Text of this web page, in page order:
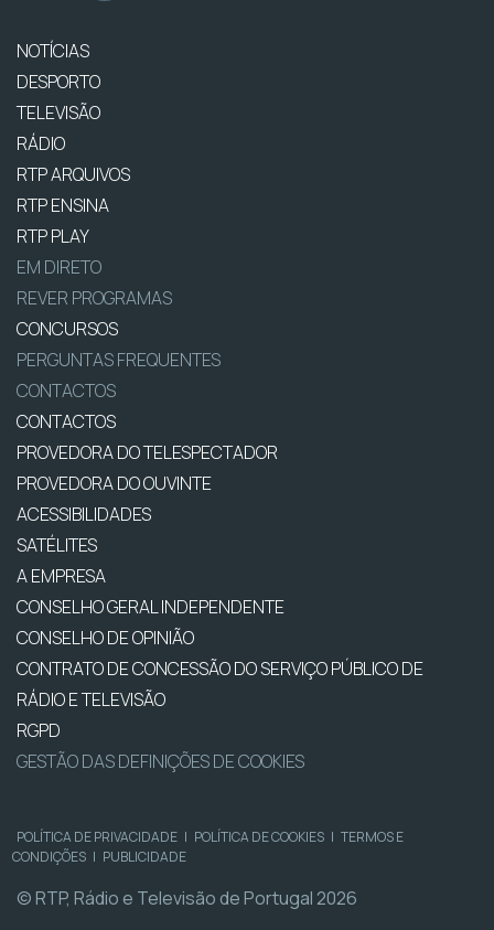
NOTÍCIAS
DESPORTO
TELEVISÃO
RÁDIO
RTP ARQUIVOS
RTP ENSINA
RTP PLAY
EM DIRETO
REVER PROGRAMAS
CONCURSOS
PERGUNTAS FREQUENTES
CONTACTOS
CONTACTOS
PROVEDORA DO TELESPECTADOR
PROVEDORA DO OUVINTE
ACESSIBILIDADES
SATÉLITES
A EMPRESA
CONSELHO GERAL INDEPENDENTE
CONSELHO DE OPINIÃO
CONTRATO DE CONCESSÃO DO SERVIÇO PÚBLICO DE
RÁDIO E TELEVISÃO
RGPD
GESTÃO DAS DEFINIÇÕES DE COOKIES
POLÍTICA DE PRIVACIDADE | POLÍTICA DE COOKIES | TERMOS E
CONDIÇÕES | PUBLICIDADE
© RTP, Rádio e Televisão de Portugal 2026